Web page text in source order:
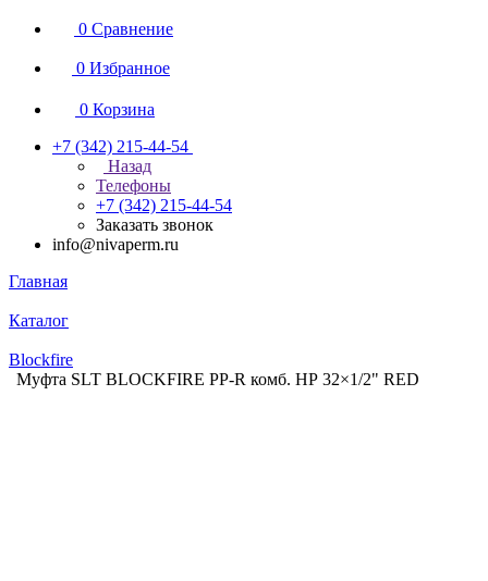
0 Сравнение
0 Избранное
0 Корзина
+7 (342) 215-44-54
Назад
Телефоны
+7 (342) 215-44-54
Заказать звонок
info@nivaperm.ru
Главная
Каталог
Blockfire
Муфта SLT BLOCKFIRE PP-R комб. НР 32×1/2" RED